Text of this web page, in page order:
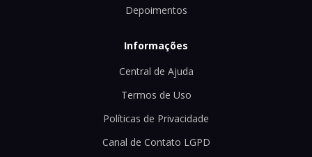
Depoimentos
Informações
Central de Ajuda
Termos de Uso
Políticas de Privacidade
Canal de Contato LGPD